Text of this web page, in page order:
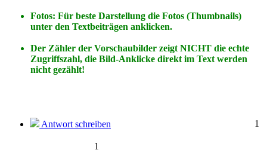
Fotos: Für beste Darstellung die Fotos (Thumbnails)
unter den Textbeiträgen anklicken.
Der Zähler der Vorschaubilder zeigt NICHT die echte
Zugriffszahl, die Bild-Anklicke direkt im Text werden
nicht gezählt!
Antwort schreiben 1
1